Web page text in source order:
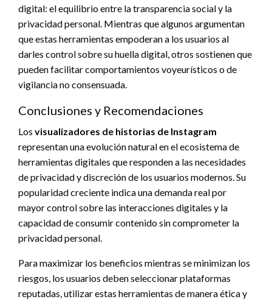
digital: el equilibrio entre la transparencia social y la
privacidad personal. Mientras que algunos argumentan
que estas herramientas empoderan a los usuarios al
darles control sobre su huella digital, otros sostienen que
pueden facilitar comportamientos voyeurísticos o de
vigilancia no consensuada.
Conclusiones y Recomendaciones
Los visualizadores de historias de Instagram
representan una evolución natural en el ecosistema de
herramientas digitales que responden a las necesidades
de privacidad y discreción de los usuarios modernos. Su
popularidad creciente indica una demanda real por
mayor control sobre las interacciones digitales y la
capacidad de consumir contenido sin comprometer la
privacidad personal.
Para maximizar los beneficios mientras se minimizan los
riesgos, los usuarios deben seleccionar plataformas
reputadas, utilizar estas herramientas de manera ética y